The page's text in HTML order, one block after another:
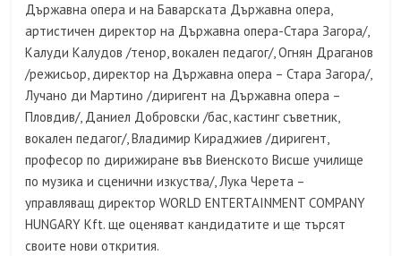
Държавна опера и на Баварската Държавна опера,
артистичен директор на Държавна опера-Стара Загора/,
Калуди Калудов /тенор, вокален педагог/, Огнян Драганов
/режисьор, директор на Държавна опера – Стара Загора/,
Лучано ди Мартино /диригент на Държавна опера –
Пловдив/, Даниел Добровски /бас, кастинг съветник,
вокален педагог/, Владимир Кираджиев /диригент,
професор по дирижиране във Виенското Висше училище
по музика и сценични изкуства/, Лука Черета –
управляващ директор WORLD ENTERTAINMENT COMPANY
HUNGARY Kft. ще оценяват кандидатите и ще търсят
своите нови открития.